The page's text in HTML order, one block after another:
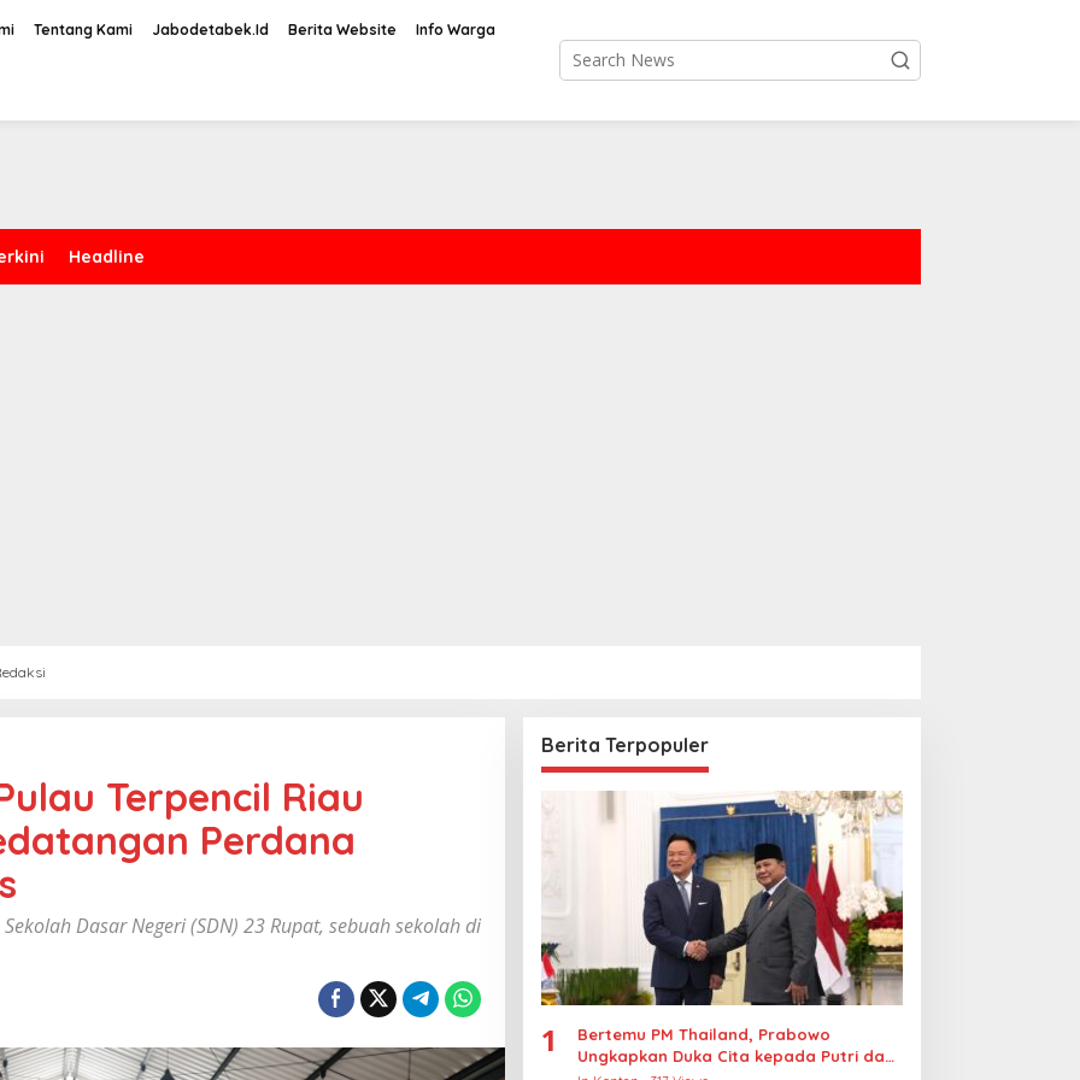
Tentang Kami Jabodetabek.Id Berita Website Info Warga
Headline
Terpencil Riau
Perdana
Dasar Negeri (SDN) 23 Rupat, sebuah sekolah di
Berita Terpopuler
1
Bertemu PM Thailand, Prabowo
Ungkapkan Duka Cita kepada Putri dan